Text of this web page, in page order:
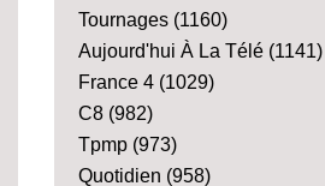
Tournages (1160)
Aujourd'hui À La Télé (1141)
France 4 (1029)
C8 (982)
Tpmp (973)
Quotidien (958)